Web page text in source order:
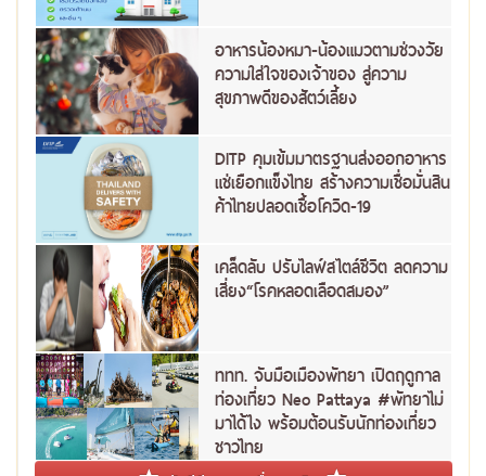
อาหารน้องหมา-น้องแมวตามช่วงวัย
ความใส่ใจของเจ้าของ สู่ความ
สุขภาพดีของสัตว์เลี้ยง
DITP คุมเข้มมาตรฐานส่งออกอาหาร
แช่เยือกแข็งไทย สร้างความเชื่อมั่นสิน
ค้าไทยปลอดเชื้อโควิด-19
เคล็ดลับ ปรับไลฟ์สไตล์ชีวิต ลดความ
เสี่ยง“โรคหลอดเลือดสมอง”
ททท. จับมือเมืองพัทยา เปิดฤดูกาล
ท่องเที่ยว Neo Pattaya #พัทยาไม่
มาได้ไง พร้อมต้อนรับนักท่องเที่ยว
ชาวไทย